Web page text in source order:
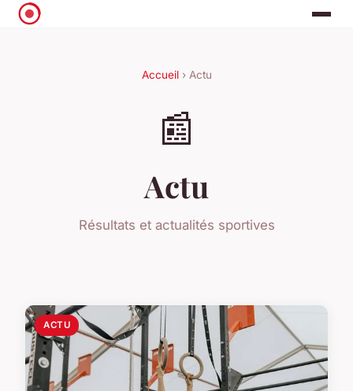
Accueil› Actu
📰
Actu
Résultats et actualités sportives
ACTU